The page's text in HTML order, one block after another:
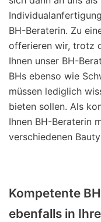
BH-Beraterin. Zu
offerieren wir, trotz
Ihnen unser BH-
BHs ebenso wie
müssen lediglich
bieten sollen. Als
Ihnen BH-Beraterin
verschiedenen
Kompetente
ebenfalls in